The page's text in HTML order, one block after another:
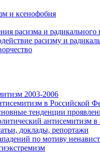
и ксенофобия
расизма и радикального
расизму и
2003-2006
в Российской
тенденции
антисемитизм в
доклады, репортажи
по мотиву